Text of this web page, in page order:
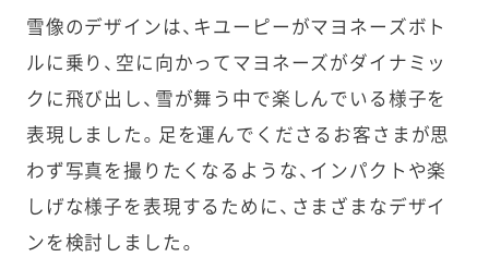
雪像のデザインは、キユーピーがマヨネーズボト
ルに乗り、空に向かってマヨネーズがダイナミッ
クに飛び出し、雪が舞う中で楽しんでいる様子を
表現しました。足を運んでくださるお客さまが思
わず写真を撮りたくなるような、インパクトや楽
しげな様子を表現するために、さまざまなデザイ
ンを検討しました。